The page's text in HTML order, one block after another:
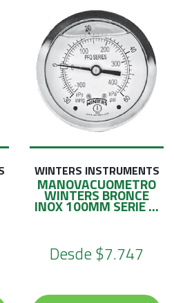
WINTERS INSTRUMENTS
MANOVACUOMETRO
WINTERS BRONCE
INOX 100MM SERIE ...
Desde$7.747